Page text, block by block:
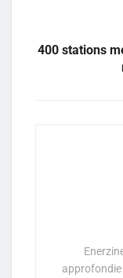
400 stations